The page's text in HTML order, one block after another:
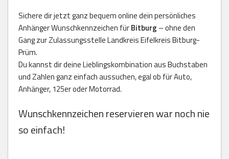
Sichere dir jetzt ganz bequem online dein persönliches
Anhänger Wunschkennzeichen fürBitburg – ohne den
Gang zur Zulassungsstelle Landkreis Eifelkreis Bitburg-
Prüm.
Du kannst dir deine Lieblingskombination aus Buchstaben
und Zahlen ganz einfach aussuchen, egal ob für Auto,
Anhänger, 125er oder Motorrad.
Wunschkennzeichen reservieren war noch nie
so einfach!